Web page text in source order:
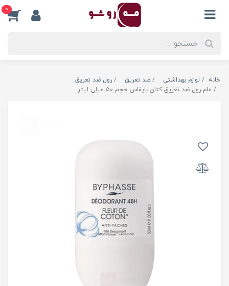
0
خانه لوازم بهداشتی ضد تعریق
رول ضد تعریق
مام رول ضد تعریق کتان بایفاس حجم 50 میلی لیتر